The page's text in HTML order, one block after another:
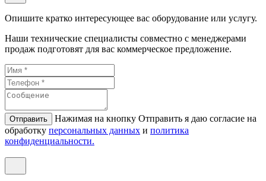
Опишите кратко интересующее вас оборудование или услугу.
Наши технические специалисты совместно с менеджерами
продаж подготовят для вас коммерческое предложение.
Отправить
Нажимая на кнопку Отправить я даю согласие на
обработку персональных данных и политикa
конфиденциальности.